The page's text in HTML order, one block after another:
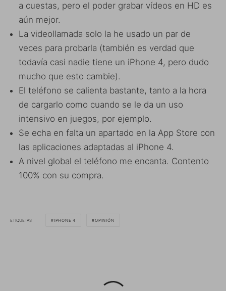
a cuestas, pero el poder grabar vídeos en HD es
aún mejor.
La videollamada solo la he usado un par de
veces para probarla (también es verdad que
todavía casi nadie tiene un iPhone 4, pero dudo
mucho que esto cambie).
El teléfono se calienta bastante, tanto a la hora
de cargarlo como cuando se le da un uso
intensivo en juegos, por ejemplo.
Se echa en falta un apartado en la App Store con
las aplicaciones adaptadas al iPhone 4.
A nivel global el teléfono me encanta. Contento
100% con su compra.
ETIQUETAS IPHONE 4 OPINIÓN